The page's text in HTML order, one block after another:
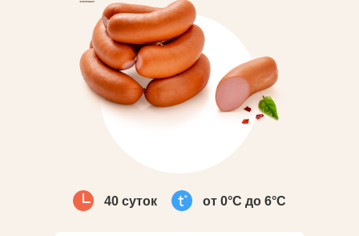
Советы и хитрости
О компании
Производство
Контакты
40 суток от 0°С до 6°С